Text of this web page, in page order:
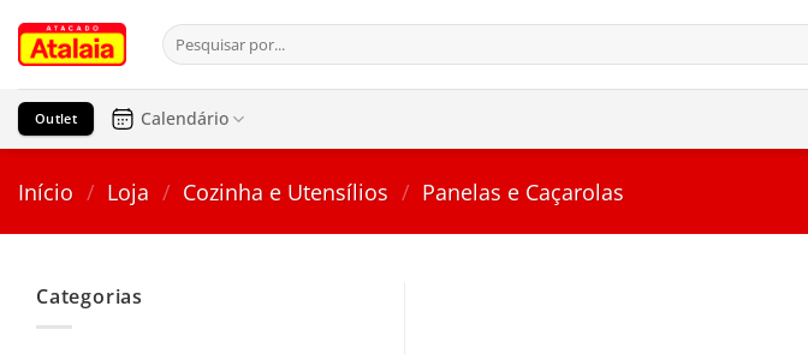
para
conteúdo
Pesquisar
por:
Outlet Calendário
Início / Loja / Cozinha e Utensílios / Panelas e Caçarolas
Categorias